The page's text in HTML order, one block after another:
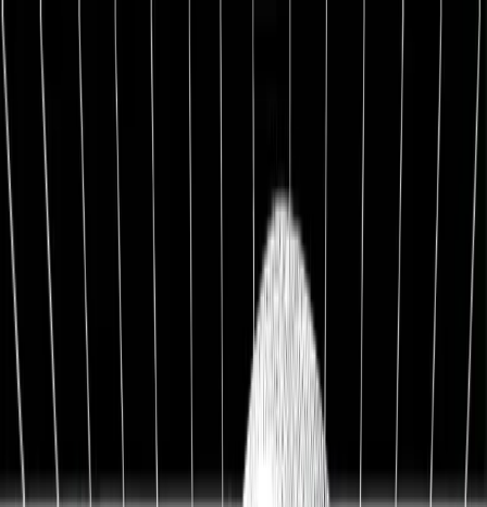
1:1 BETREUUNG
Werde Top 1 % Investor
Persönliche 1:1 Zusammenarbeit — Portfolio-Aufbau,
Strategie & exklusive Co-Investments.
26,8%
Ø Rendite / Jahr
3.129
Millionäre
100K+
Investoren
★★★★★ 4.9/5
Weiterempfehlung
Kostenfreies Erstgespräch